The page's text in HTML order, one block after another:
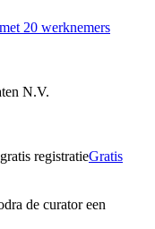
20 werknemers
N.V.
registratieGratis
de curator een